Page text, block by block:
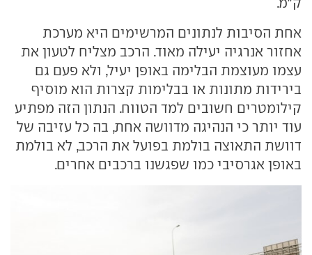
אחת הסיבות לנתונים המרשימים היא מערכת
אחזור אנרגיה יעילה מאוד. הרכב מצליח לטעון את
עצמו מעוצמת הבלימה באופן יעיל, ולא פעם גם
בירידות מתונות או בבלימות קצרות הוא מוסיף
קילומטרים חשובים למד הטווח. הנתון הזה מפתיע
עוד יותר כי הנהיגה מדוושה אחת, בה כל עזיבה של
דוושת התאוצה בולמת בפועל את הרכב, לא בולמת
באופן אגרסיבי כמו שפגשנו ברכבים אחרים.